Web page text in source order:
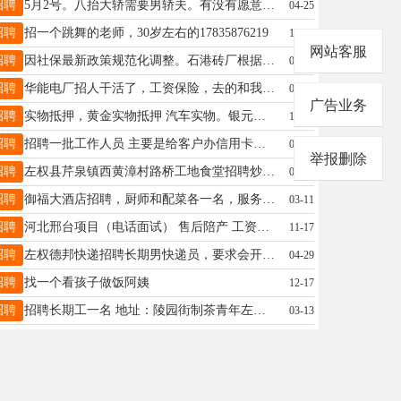
聘 5月2号。八抬大轿需要男轿夫。有没有愿意去的。联系15835454681。 04-25
聘 招一个跳舞的老师，30岁左右的17835876219 11-23
聘 因社保最新政策规范化调整。石港砖厂根据发展及人员结构优化需要，全厂各岗位面向社会大量招工、增补人员。 男女均可报名，岗位齐全、选择多，工作稳定、待遇正规。 【年龄要求】 男：55周岁以下 女：45周岁以下 只要身体健康、吃苦耐劳、服从管理、想长期稳定上班，均可前来应聘。 联系电话：17635423332 06-04
聘 华能电厂招人干活了，工资保险，去的和我联系18835427354 04-09
聘 实物抵押，黄金实物抵押 汽车实物。银元实物抵押 一切有价值的物品均可抵押 抵押全程保密操作，一天起借 欢迎老板们咨询 ​微信热线18035412673 11-17
聘 招聘一批工作人员 主要是给客户办信用卡，信用卡积分兑换现金，一万积分兑换100元现金，同时办理刷卡机办一台提成100元！ 06-26
聘 左权县芹泉镇西黄漳村路桥工地食堂招聘炒菜师傅一名（工资6000左右）做面中工一名（工资3500左右），一日三餐，联系电话13513542908 05-25
聘 御福大酒店招聘，厨师和配菜各一名，服务员三到五名，有工作经验者优先录用，工资面议18534265553 03-11
聘 河北邢台项目（电话面试） 售后陪产 工资360/天（薪资包含吃住）上六休一，有夜班。 3D、2D视觉通讯联调的实战经验，机器人落地项目经验 工作内容：现场机器人手臂陪产，负责处理设备报警等异常，改改点位，加班多！ 11-17
聘 左权德邦快递招聘长期男快递员，要求会开车，熟练操作手机，吃苦耐劳，工资面谈，联系电话18635423232 04-29
聘 找一个看孩子做饭阿姨 12-17
聘 招聘长期工一名 地址：陵园街制茶青年左权店 电话:13038001901 03-13
网站客服
广告业务
举报删除